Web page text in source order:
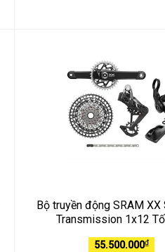
Bộ truyền động SRAM XX
Transmission 1x12
55.500.000₫